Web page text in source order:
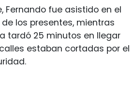
Fernando fue asistido en el
los presentes, mientras
tardó 25 minutos en llegar
estaban cortadas por el